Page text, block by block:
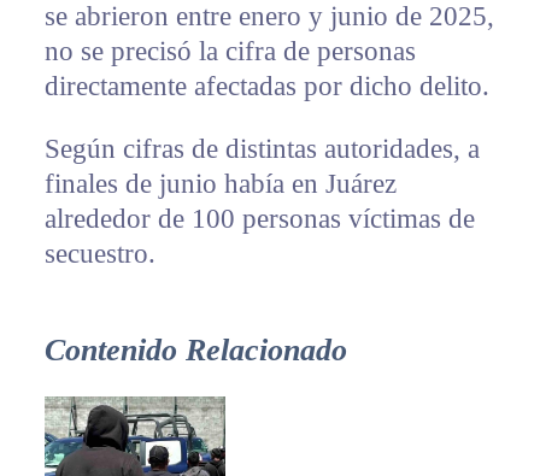
se abrieron entre enero y junio de 2025,
no se precisó la cifra de personas
directamente afectadas por dicho delito.
Según cifras de distintas autoridades, a
finales de junio había en Juárez
alrededor de 100 personas víctimas de
secuestro.
Contenido Relacionado